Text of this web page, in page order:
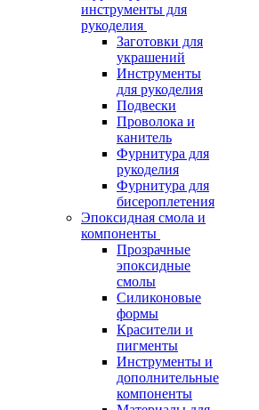
инструменты для
рукоделия
Заготовки для
украшений
Инструменты
для рукоделия
Подвески
Проволока и
канитель
Фурнитура для
рукоделия
Фурнитура для
бисероплетения
Эпоксидная смола и
компоненты
Прозрачные
эпоксидные
смолы
Силиконовые
формы
Красители и
пигменты
Инструменты и
дополнительные
компоненты